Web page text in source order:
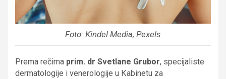
Foto: Kindel Media, Pexels
Prema rečima prim. dr Svetlane Grubor, specijaliste
dermatologije i venerologije u Кabinetu za